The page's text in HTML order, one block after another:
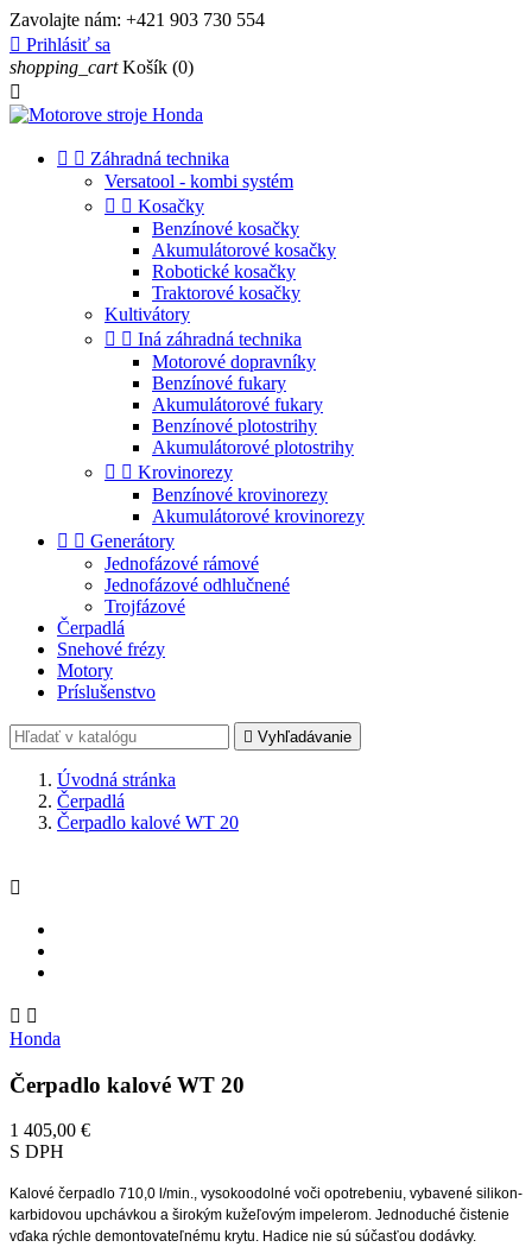
Zavolajte nám: +421 903 730 554
 Prihlásiť sa
shopping_cart Košík (0)

  Záhradná technika
Versatool - kombi systém
  Kosačky
Benzínové kosačky
Akumulátorové kosačky
Robotické kosačky
Traktorové kosačky
Kultivátory
  Iná záhradná technika
Motorové dopravníky
Benzínové fukary
Akumulátorové fukary
Benzínové plotostrihy
Akumulátorové plotostrihy
  Krovinorezy
Benzínové krovinorezy
Akumulátorové krovinorezy
  Generátory
Jednofázové rámové
Jednofázové odhlučnené
Trojfázové
Čerpadlá
Snehové frézy
Motory
Príslušenstvo
 Vyhľadávanie
Úvodná stránka
Čerpadlá
Čerpadlo kalové WT 20

 
Honda
Čerpadlo kalové WT 20
1 405,00 €
S DPH
Kalové čerpadlo 710,0 l/min., vysokoodolné voči opotrebeniu, vybavené silikon-
karbidovou upchávkou a širokým kužeľovým impelerom. Jednoduché čistenie
vďaka rýchle demontovateľnému krytu. Hadice nie sú súčasťou dodávky.